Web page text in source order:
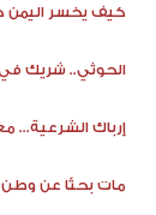
كيف يخسر اليمن
الحوثي.. شريك في
إرباك
مات بحثًا عن وطن